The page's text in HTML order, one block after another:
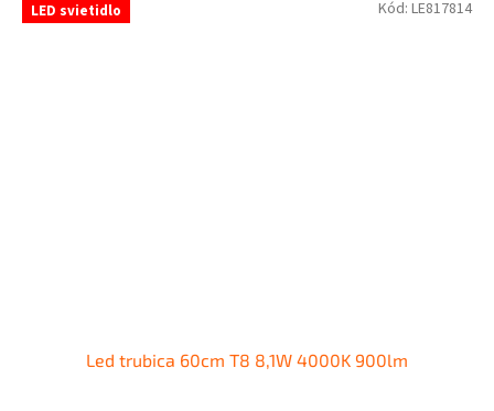
LED svietidlo
Led trubica 60cm T8 8,1W 4000K 900lm
Kód: LE817814